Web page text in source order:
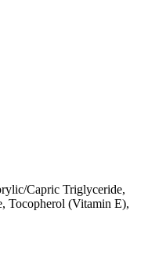
Capric Triglyceride,
Tocopherol (Vitamin E),